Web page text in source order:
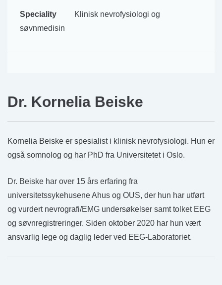
Speciality
Klinisk nevrofysiologi og
søvnmedisin
Dr. Kornelia Beiske
Kornelia Beiske er spesialist i klinisk nevrofysiologi. Hun er
også somnolog og har PhD fra Universitetet i Oslo.
Dr. Beiske har over 15 års erfaring fra
universitetssykehusene Ahus og OUS, der hun har utført
og vurdert nevrografi/EMG undersøkelser samt tolket EEG
og søvnregistreringer. Siden oktober 2020 har hun vært
ansvarlig lege og daglig leder ved EEG-Laboratoriet.